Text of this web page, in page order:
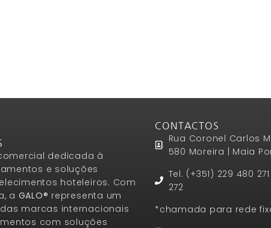
dedicada à
e soluções
hoteleiros. Com
a GALO® representa um
marcas internacionais
com soluções
CONTACTOS
Rua Coronel Carlos
580 Moreira | Maia
Tel. (+351) 229 480
272
*chamada para rede